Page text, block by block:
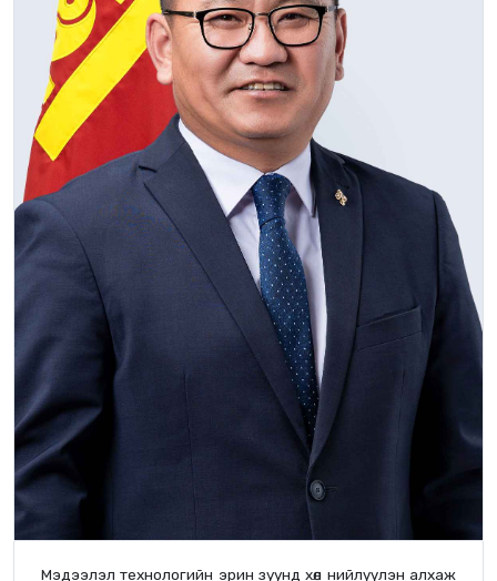
Мэдээлэл технологийн эрин зуунд хөл нийлүүлэн алхаж